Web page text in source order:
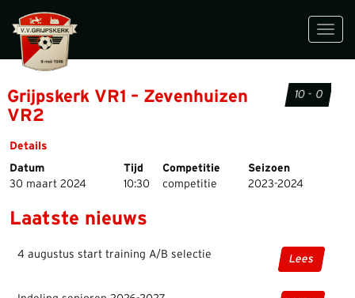
Grijpskerk VR1 – Zevenhuizen
VR2
10 - 0
Details
Datum
Tijd Competitie
Seizoen
30 maart 2024
10:30 competitie 2023-2024
Laatste nieuws
4 augustus start training A/B selectie Lees